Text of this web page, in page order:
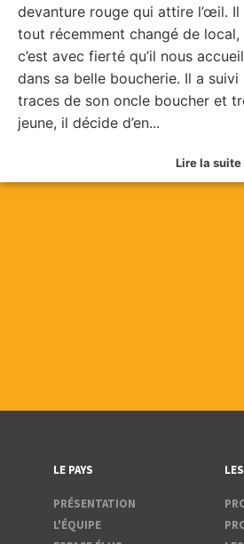
devanture rouge qui attire l’œil. Il
tout récemment changé de local,
c’est avec fierté qu’il nous
dans sa belle boucherie. Il a suivi
traces de son oncle boucher et
jeune, il décide d’en...
Lire la suite
LE PAYS
PRÉSENTATION
L'ÉQUIPE